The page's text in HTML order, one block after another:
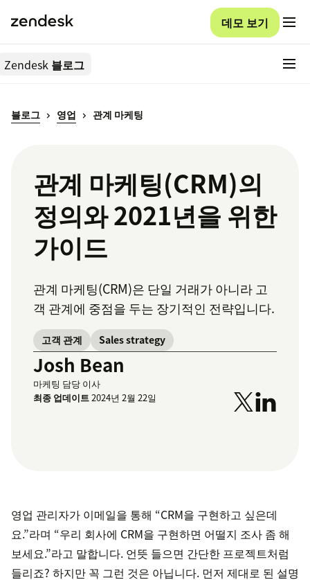
데모 보기
Zendesk 블로그
블로그 영업 관계 마케팅
관계 마케팅(CRM)의
정의와 2021년을 위한
가이드
관계 마케팅(CRM)은 단일 거래가 아니라 고
객 관계에 중점을 두는 장기적인 전략입니다.
고객 관계 Sales strategy
Josh Bean
마케팅 담당 이사
최종 업데이트2024년 2월 22일
영업 관리자가 이메일을 통해 “CRM을 구현하고 싶은데
요.”라며 “우리 회사에 CRM을 구현하면 어떨지 조사 좀 해
보세요.”라고 말합니다. 언뜻 들으면 간단한 프로젝트처럼
들리죠? 하지만 꼭 그런 것은 아닙니다. 먼저 제대로 된 설명